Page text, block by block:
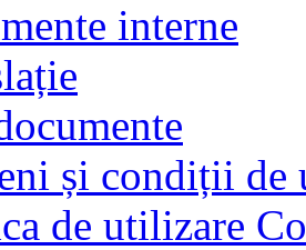
interne
și condiții de
de utilizare